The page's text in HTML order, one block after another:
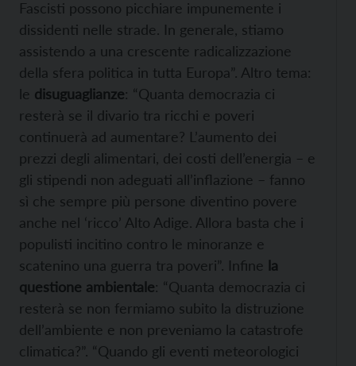
Fascisti possono picchiare impunemente i
dissidenti nelle strade. In generale, stiamo
assistendo a una crescente radicalizzazione
della sfera politica in tutta Europa”. Altro tema:
le disuguaglianze: “Quanta democrazia ci
resterà se il divario tra ricchi e poveri
continuerà ad aumentare? L’aumento dei
prezzi degli alimentari, dei costi dell’energia – e
gli stipendi non adeguati all’inflazione – fanno
sì che sempre più persone diventino povere
anche nel ‘ricco’ Alto Adige. Allora basta che i
populisti incitino contro le minoranze e
scatenino una guerra tra poveri”. Infine la
questione ambientale: “Quanta democrazia ci
resterà se non fermiamo subito la distruzione
dell’ambiente e non preveniamo la catastrofe
climatica?”. “Quando gli eventi meteorologici